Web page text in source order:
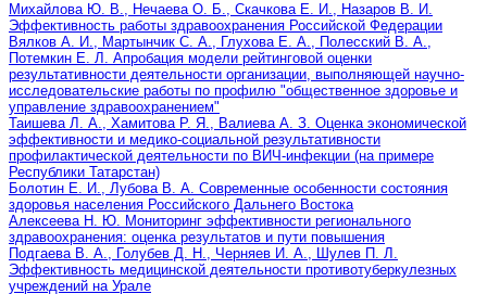
Михайлова Ю. В., Нечаева О. Б., Скачкова Е. И., Назаров В. И.
Эффективность работы здравоохранения Российской Федерации
Вялков А. И., Мартынчик С. А., Глухова Е. А., Полесский В. А.,
Потемкин Е. Л. Апробация модели рейтинговой оценки
результативности деятельности организации, выполняющей научно-
исследовательские работы по профилю "общественное здоровье и
управление здравоохранением"
Таишева Л. А., Хамитова Р. Я., Валиева А. З. Оценка экономической
эффективности и медико-социальной результативности
профилактической деятельности по ВИЧ-инфекции (на примере
Республики Татарстан)
Болотин Е. И., Лубова В. А. Современные особенности состояния
здоровья населения Российского Дальнего Востока
Алексеева Н. Ю. Мониторинг эффективности регионального
здравоохранения: оценка результатов и пути повышения
Подгаева В. А., Голубев Д. Н., Черняев И. А., Шулев П. Л.
Эффективность медицинской деятельности противотуберкулезных
учреждений на Урале